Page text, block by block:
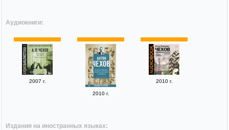
Аудиокниги:
2007 г.
2010 г.
2010 г.
Издания на иностранных языках: